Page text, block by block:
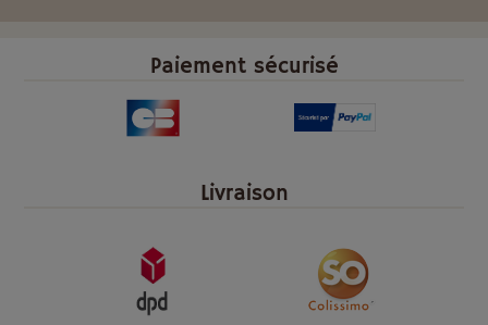
Paiement sécurisé
Livraison